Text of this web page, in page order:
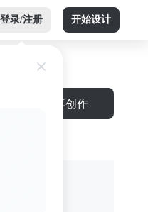
登录/注册 开始设计
再创作